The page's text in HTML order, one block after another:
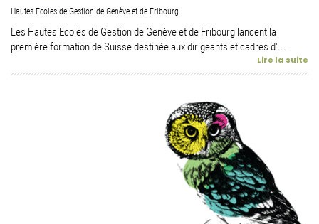
Hautes Ecoles de Gestion de Genève et de Fribourg
Les Hautes Ecoles de Gestion de Genève et de Fribourg lancent la
première formation de Suisse destinée aux dirigeants et cadres d'...
Lire la suite